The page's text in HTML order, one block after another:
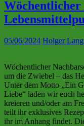
Wöchentlicher
05/06/2024 Holger
Wöchentlicher
um die Zwiebel – das
Unter dem Motto „Ein
Liebe“ laden wir euch
kreieren und/oder am
teilt ihr exklusives
ihr im Anhang findet.